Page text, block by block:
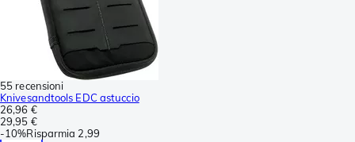
55 recensioni
Knivesandtools EDC astuccio
26,96 €
29,95 €
-10%Risparmia 2,99